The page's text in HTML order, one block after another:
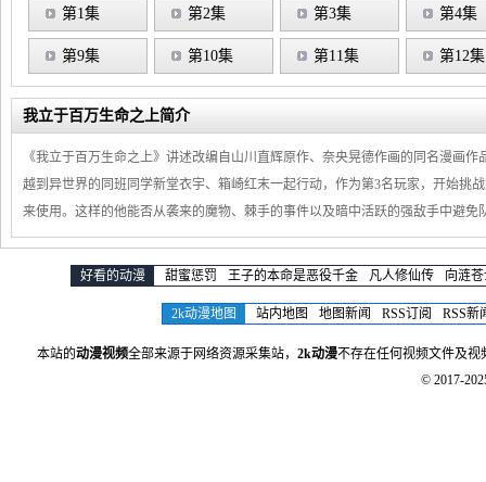
第1集 第2集 第3集 第4集
第9集 第10集 第11集 第12集
我立于百万生命之上简介
《我立于百万生命之上》讲述改编自山川直辉原作、奈央晃德作画的同名漫画
越到异世界的同班同学新堂衣宇、箱崎红末一起行动，作为第3名玩家，开始挑
来使用。这样的他能否从袭来的魔物、棘手的事件以及暗中活跃的强敌手中避免
好看的动漫 甜蜜惩罚 王子的本命是恶役千金 凡人修仙传 向涟
2k动漫地图 站内地图 地图新闻 RSS订阅 RSS新
本站的动漫视频全部来源于网络资源采集站， 2k动漫不存在任何视频文件及视
© 2017-